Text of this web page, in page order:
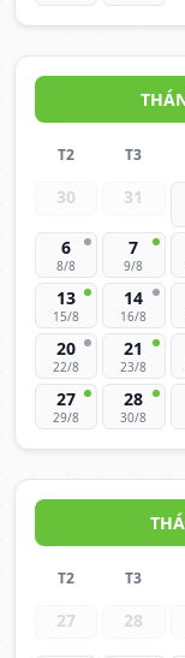
T2 T3
30 31
6
8/8
7
9/8
13
15/8
14
16/8
20
22/8
21
23/8
27
29/8
28
30/8
T2 T3
27 28